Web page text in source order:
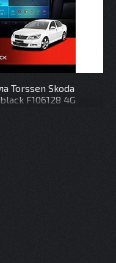
Torssen Skoda
F106128 4G